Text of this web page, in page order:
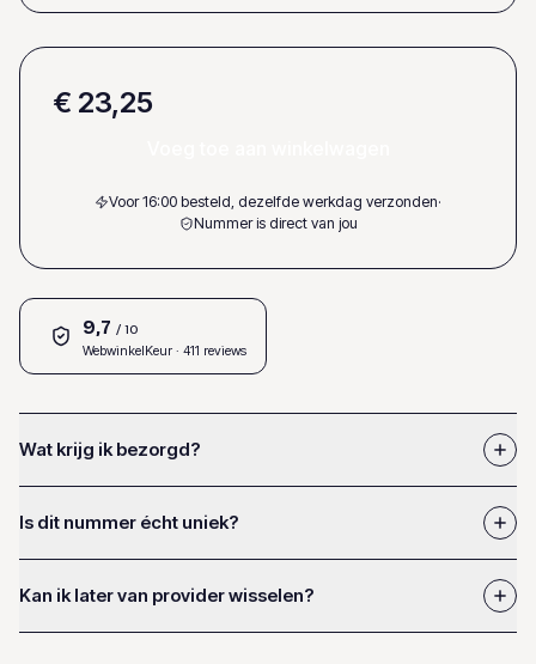
€ 23,25
Voor 16:00 besteld, dezelfde werkdag verzonden·
Nummer is direct van jou
9,7 / 10
WebwinkelKeur · 411 reviews
Wat krijg ik bezorgd?
Is dit nummer écht uniek?
Kan ik later van provider wisselen?